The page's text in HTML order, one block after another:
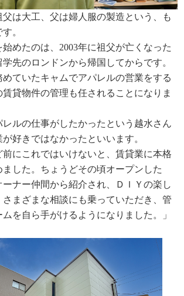
父は大工、父は婦人服の製造という、も
。
めたのは、2003年に祖父が亡くなった
先のロンドンから帰国してからです。
ていたキャムでアパレルの営業をする
賃貸物件の管理も任されることになりま
ルの仕事がしたかったという越水さん
好きではなかったといいます。
前にこれではいけないと、賃貸業に本格
した。ちょうどその頃オープンした
ーナー仲間から紹介され、ＤＩＹの楽し
さまざまな相談にも乗っていただき、管
を自ら手がけるようになりました。」